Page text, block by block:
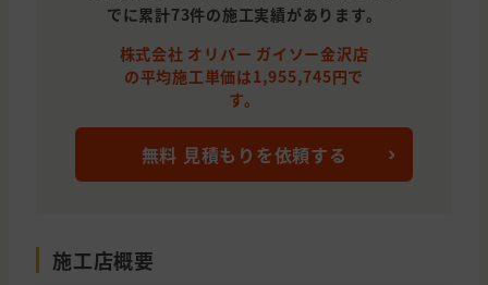
金沢市
外壁の塗装, 屋根の塗装
金沢市
外壁の塗装
外壁の塗装
金沢市
屋根の貼り替え(葺き替え)
石川県
白山市
でに累計73件の施工実績があります。
株式会社 オリバー ガイソー金沢店
の平均施工単価は1,955,745円で
す。
無料 見積もりを依頼する
施工店概要